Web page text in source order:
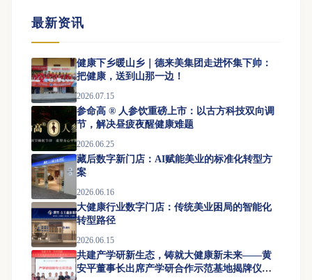
最新资讯
健康下乡暖山乡｜德来美集团走进怀集下帅：
把健康，送到山那一边！
2026.07.15
参命高 ® 人参饮重磅上市：以古方科技双向调
节，解决昼疲夜醒健康难题
2026.06.25
藏后数字新门店：AI赋能美业的标准化转型方
案
2026.06.16
大健康行业数字门店：传统美业困局的智能化
转型路径
2026.06.15
共建产学研新生态，铸就大健康新未来——黄
安平董事长出席产学研合作示范基地揭牌仪式